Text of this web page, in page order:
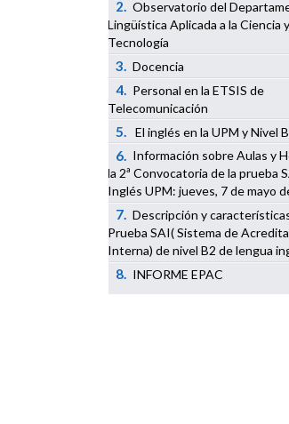
2. Observatorio del
Lingüística Aplicada a la Ciencia
Tecnología
3. Docencia
4. Personal en la ETSIS de
Telecomunicación
5. El inglés en la UPM y Nivel
6.
Información sobre Aulas y
la 2ª Convocatoria de la prueba
Inglés UPM: jueves, 7 de mayo
7. Descripción y
Prueba SAI( Sistema de
Interna) de nivel B2 de lengua
8. INFORME EPAC